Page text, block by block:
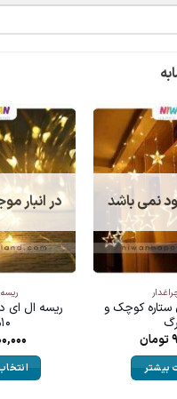
نمی باشد
ستاره کوچک و
تومان
بیشتر
در انبار
ریسه ال ای
۱۰متری
قسطی با ترب‌پی بدون کارمزدتومان •